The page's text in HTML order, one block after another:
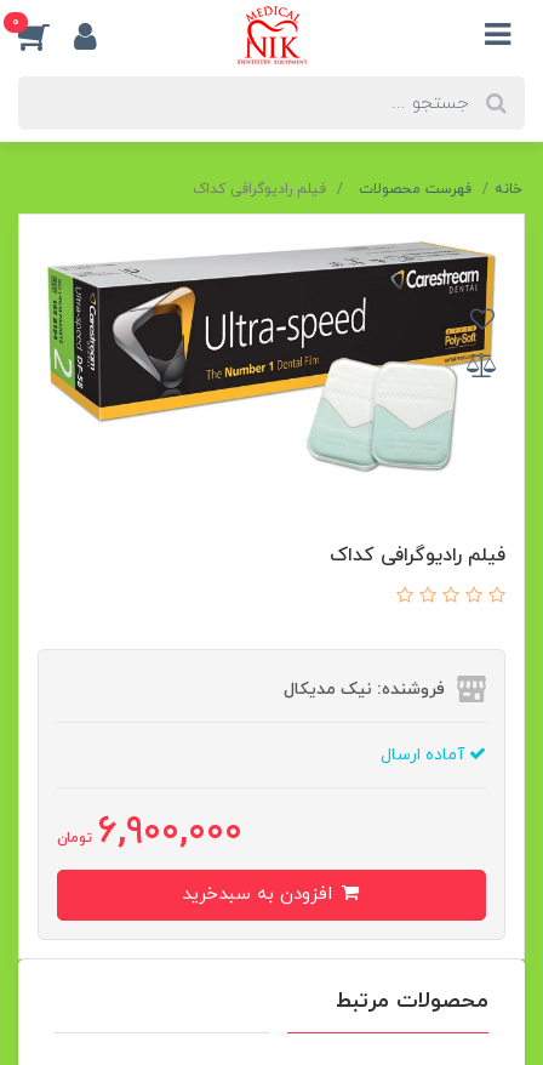
0
خانه فهرست محصولات فیلم رادیوگرافی کداک
فیلم رادیوگرافی کداک
فروشنده: نیک مدیکال
آماده ارسال
6,900,000 تومان
محصولات مرتبط